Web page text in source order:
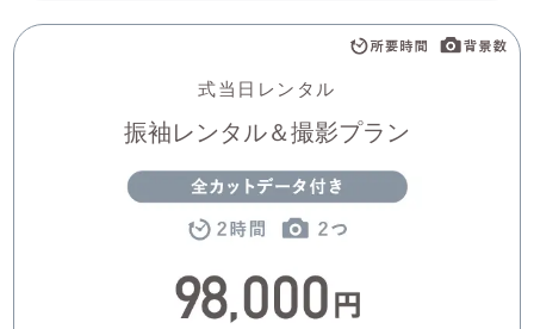
式当日レンタル
振袖レンタル＆撮影プラン